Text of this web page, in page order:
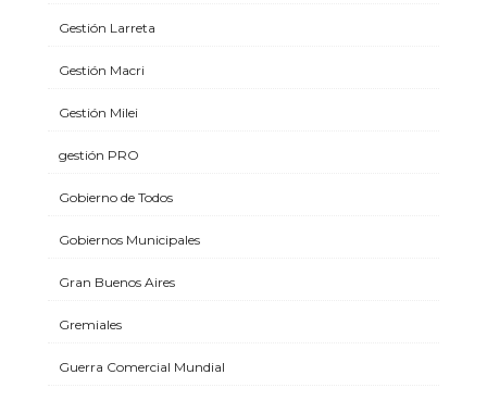
Gestión Larreta
Gestión Macri
Gestión Milei
gestión PRO
Gobierno de Todos
Gobiernos Municipales
Gran Buenos Aires
Gremiales
Guerra Comercial Mundial